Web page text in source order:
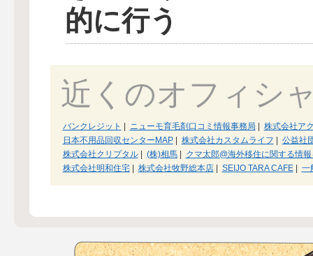
的に行う
近くのオフィシ
バンクレジット | ニューモ育毛剤口コミ情報事務局 | 株式会社ア
日本不用品回収センターMAP| 株式会社カスタムライフ | 公益社
株式会社クリプタル| (株)相馬| クマ太郎@海外移住に関する情
株式会社明和住宅| 株式会社牧野総本店| SEIJO TARA CAFE| 一